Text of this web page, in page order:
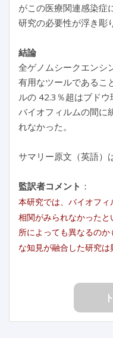
がこの医療関連感染症
研究の必要性が浮き彫
結論
全ゲノムシークエンシ
有用なツールであるこ
ルの 42.3％超はブドウ
バイオフィルムの間に
れなかった。
サマリー原文（英語）
監訳者コメント ：
本研究では、バイオフ
相関がみられなかった
所によっても異なるの
な知見が融合した研究は